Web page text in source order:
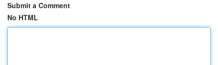
Submit a Comment
No HTML